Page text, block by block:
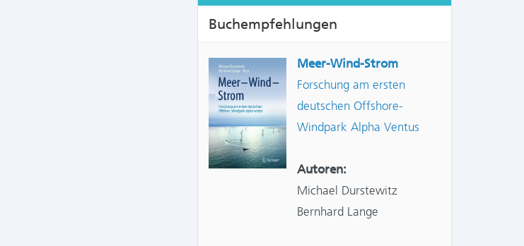
Buchempfehlungen
Meer-Wind-Strom
Forschung am ersten
deutschen Offshore-
Windpark Alpha Ventus
Autoren:
Michael Durstewitz
Bernhard Lange